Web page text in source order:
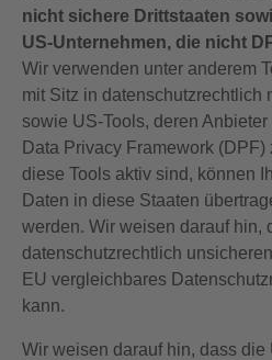
nicht sichere Drittstaaten
US-Unternehmen, die nicht
Wir verwenden unter anderem
mit Sitz in datenschutzrechtlich
sowie US-Tools, deren
Data Privacy Framework
diese Tools aktiv sind, können
Daten in diese Staaten
werden. Wir weisen darauf hin,
datenschutzrechtlich
EU vergleichbares
kann.
Wir weisen darauf hin, dass die